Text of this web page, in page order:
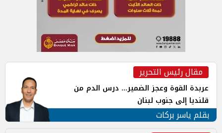
مقال رئيس التحرير
عربدة القوة وعجز الضمير... درس الدم من
قلنديا إلى جنوب لبنان
بقلم ياسر بركات